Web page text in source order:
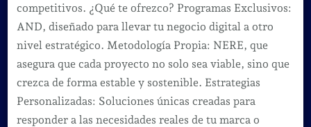
competitivos. ¿Qué te ofrezco? Programas Exclusivos:
AND, diseñado para llevar tu negocio digital a otro
nivel estratégico. Metodología Propia: NERE, que
asegura que cada proyecto no solo sea viable, sino que
crezca de forma estable y sostenible. Estrategias
Personalizadas: Soluciones únicas creadas para
responder a las necesidades reales de tu marca o